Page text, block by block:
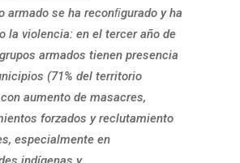
armado se ha reconﬁgurado y ha
la violencia:en el tercer año de
armados tienen presencia
(71% del territorio
aumento de masacres,
forzados y reclutamiento
especialmente en